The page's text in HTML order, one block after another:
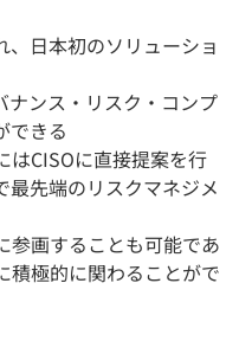
、日本初のソリューショ
ナンス・リスク・コンプ
できる
はCISOに直接提案を行
最先端のリスクマネジメ
参画することも可能であ
積極的に関わることがで